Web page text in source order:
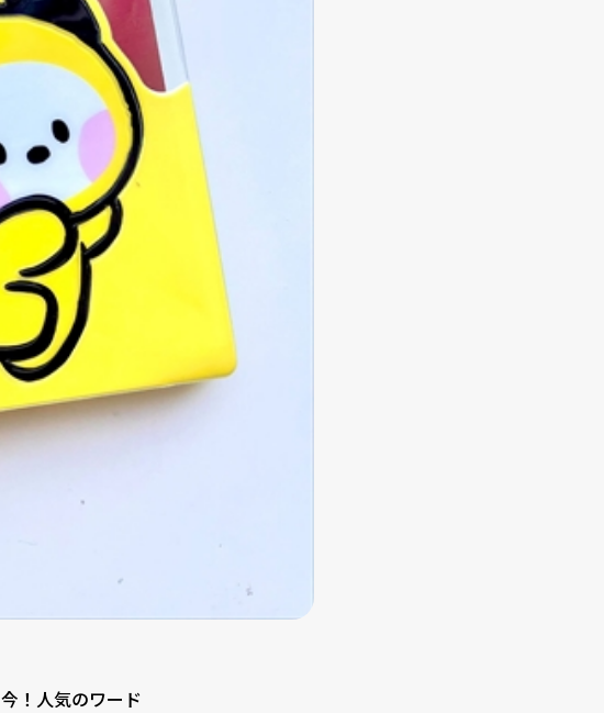
今！人気のワード